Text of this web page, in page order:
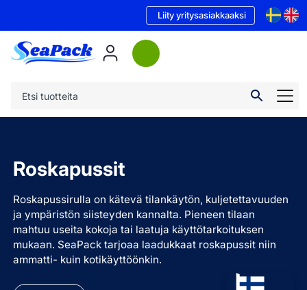
Liity yritysasiakkaaksi
Roskapussit
Roskapussirulla on kätevä tilankäytön, kuljetettavuuden
ja ympäristön siisteyden kannalta. Pieneen tilaan
mahtuu useita kokoja tai laatuja käyttötarkoituksen
mukaan. SeaPack tarjoaa laadukkaat roskapussit niin
ammatti- kuin kotikäyttöönkin.